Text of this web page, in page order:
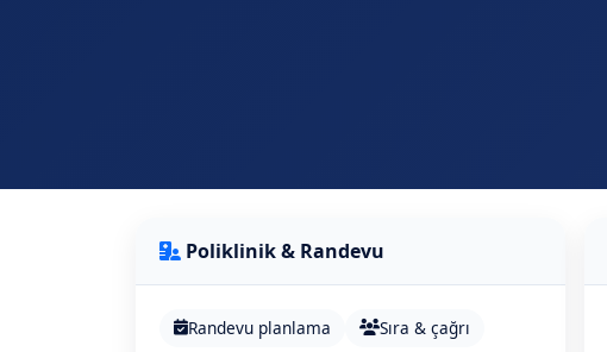
Poliklinik & Randevu
Randevu planlama
Sıra & çağrı